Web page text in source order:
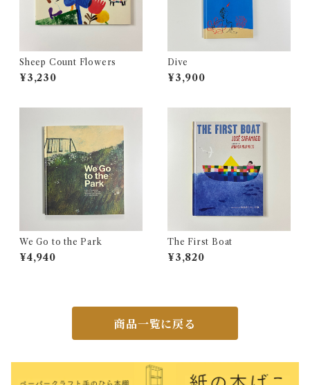
Sheep Count Flowers
¥3,230
Dive
¥3,900
We Go to the Park
¥4,940
The First Boat
¥3,820
商品一覧に戻る